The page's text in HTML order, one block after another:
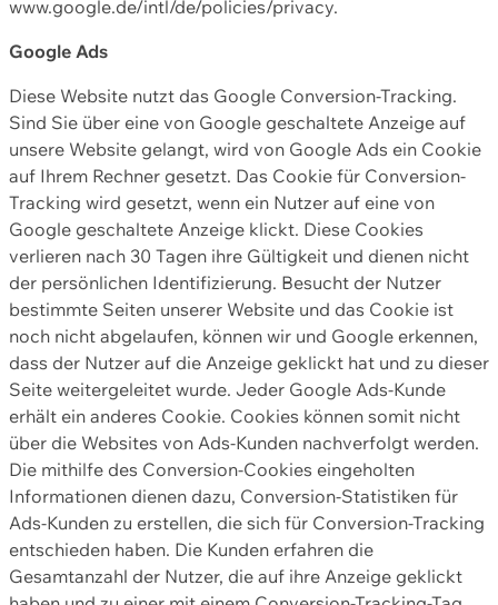
www.google.de/intl/de/policies/privacy.
Google Ads
Diese Website nutzt das Google Conversion-Tracking.
Sind Sie über eine von Google geschaltete Anzeige auf
unsere Website gelangt, wird von Google Ads ein Cookie
auf Ihrem Rechner gesetzt. Das Cookie für Conversion-
Tracking wird gesetzt, wenn ein Nutzer auf eine von
Google geschaltete Anzeige klickt. Diese Cookies
verlieren nach 30 Tagen ihre Gültigkeit und dienen nicht
der persönlichen Identifizierung. Besucht der Nutzer
bestimmte Seiten unserer Website und das Cookie ist
noch nicht abgelaufen, können wir und Google erkennen,
dass der Nutzer auf die Anzeige geklickt hat und zu dieser
Seite weitergeleitet wurde. Jeder Google Ads-Kunde
erhält ein anderes Cookie. Cookies können somit nicht
über die Websites von Ads-Kunden nachverfolgt werden.
Die mithilfe des Conversion-Cookies eingeholten
Informationen dienen dazu, Conversion-Statistiken für
Ads-Kunden zu erstellen, die sich für Conversion-Tracking
entschieden haben. Die Kunden erfahren die
Gesamtanzahl der Nutzer, die auf ihre Anzeige geklickt